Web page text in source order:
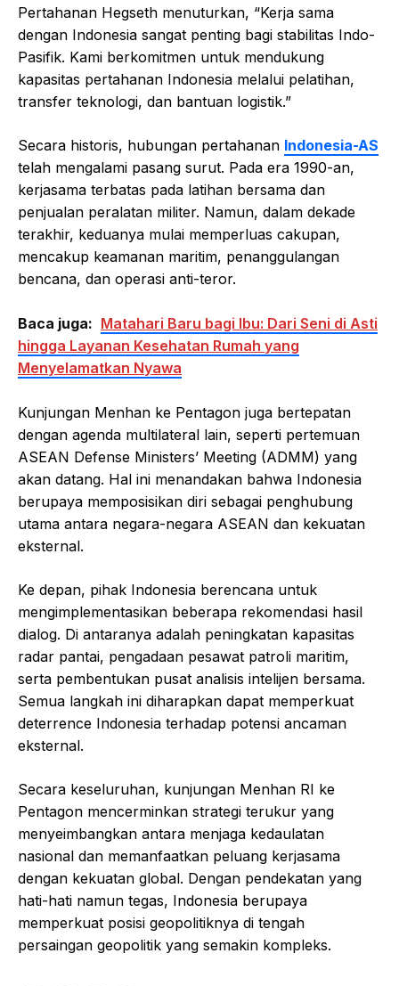
Pertahanan Hegseth menuturkan, “Kerja sama
dengan Indonesia sangat penting bagi stabilitas Indo-
Pasifik. Kami berkomitmen untuk mendukung
kapasitas pertahanan Indonesia melalui pelatihan,
transfer teknologi, dan bantuan logistik.”
Secara historis, hubungan pertahanan Indonesia-AS
telah mengalami pasang surut. Pada era 1990-an,
kerjasama terbatas pada latihan bersama dan
penjualan peralatan militer. Namun, dalam dekade
terakhir, keduanya mulai memperluas cakupan,
mencakup keamanan maritim, penanggulangan
bencana, dan operasi anti-teror.
Baca juga: Matahari Baru bagi Ibu: Dari Seni di Asti
hingga Layanan Kesehatan Rumah yang
Menyelamatkan Nyawa
Kunjungan Menhan ke Pentagon juga bertepatan
dengan agenda multilateral lain, seperti pertemuan
ASEAN Defense Ministers’ Meeting (ADMM) yang
akan datang. Hal ini menandakan bahwa Indonesia
berupaya memposisikan diri sebagai penghubung
utama antara negara-negara ASEAN dan kekuatan
eksternal.
Ke depan, pihak Indonesia berencana untuk
mengimplementasikan beberapa rekomendasi hasil
dialog. Di antaranya adalah peningkatan kapasitas
radar pantai, pengadaan pesawat patroli maritim,
serta pembentukan pusat analisis intelijen bersama.
Semua langkah ini diharapkan dapat memperkuat
deterrence Indonesia terhadap potensi ancaman
eksternal.
Secara keseluruhan, kunjungan Menhan RI ke
Pentagon mencerminkan strategi terukur yang
menyeimbangkan antara menjaga kedaulatan
nasional dan memanfaatkan peluang kerjasama
dengan kekuatan global. Dengan pendekatan yang
hati-hati namun tegas, Indonesia berupaya
memperkuat posisi geopolitiknya di tengah
persaingan geopolitik yang semakin kompleks.